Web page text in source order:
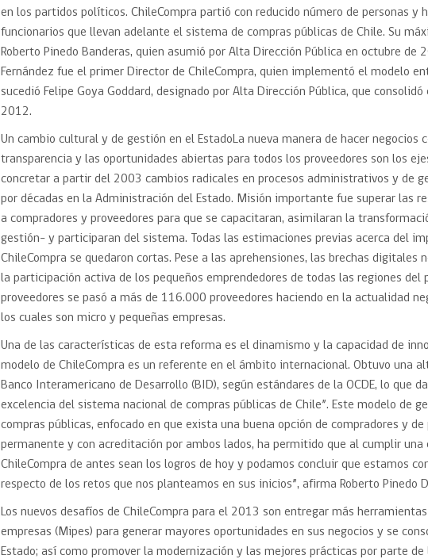
en los partidos políticos. ChileCompra partió con reducido número de personas y
funcionarios que llevan adelante el sistema de compras públicas de Chile. Su
Roberto Pinedo Banderas, quien asumió por Alta Dirección Pública en octubre de
Fernández fue el primer Director de ChileCompra, quien implementó el modelo
sucedió Felipe Goya Goddard, designado por Alta Dirección Pública, que
2012.
Un cambio cultural y de gestión en el EstadoLa nueva manera de hacer negocios
transparencia y las oportunidades abiertas para todos los proveedores son los
concretar a partir del 2003 cambios radicales en procesos administrativos y de
por décadas en la Administración del Estado. Misión importante fue superar las
a compradores y proveedores para que se capacitaran, asimilaran la
gestión- y participaran del sistema. Todas las estimaciones previas acerca del
ChileCompra se quedaron cortas. Pese a las aprehensiones, las brechas digitales
la participación activa de los pequeños emprendedores de todas las regiones del
proveedores se pasó a más de 116.000 proveedores haciendo en la actualidad
los cuales son micro y pequeñas empresas.
Una de las características de esta reforma es el dinamismo y la capacidad de
modelo de ChileCompra es un referente en el ámbito internacional. Obtuvo una
Banco Interamericano de Desarrollo (BID), según estándares de la OCDE, lo que
excelencia del sistema nacional de compras públicas de Chile”. Este modelo de
compras públicas, enfocado en que exista una buena opción de compradores y
permanente y con acreditación por ambos lados, ha permitido que al cumplir una
ChileCompra de antes sean los logros de hoy y podamos concluir que estamos
respecto de los retos que nos planteamos en sus inicios”, afirma Roberto Pinedo
Los nuevos desafíos de ChileCompra para el 2013 son entregar más
empresas (Mipes) para generar mayores oportunidades en sus negocios y se
Estado; así como promover la modernización y las mejores prácticas por parte de